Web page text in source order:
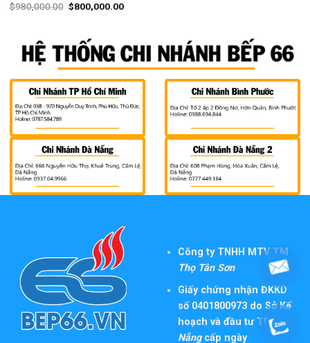
$980,000.00 $800,000.00
Công ty TNHH MTV TM
Thọ Tân Sơn
Giấy chứng nhận ĐKKD
số 0401800973 do Sở Kế
hoạch và đầu tư TPĐà
Nẵngcấp ngày